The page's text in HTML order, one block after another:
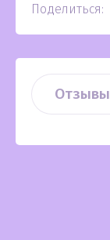
Поделиться:
Отзывы